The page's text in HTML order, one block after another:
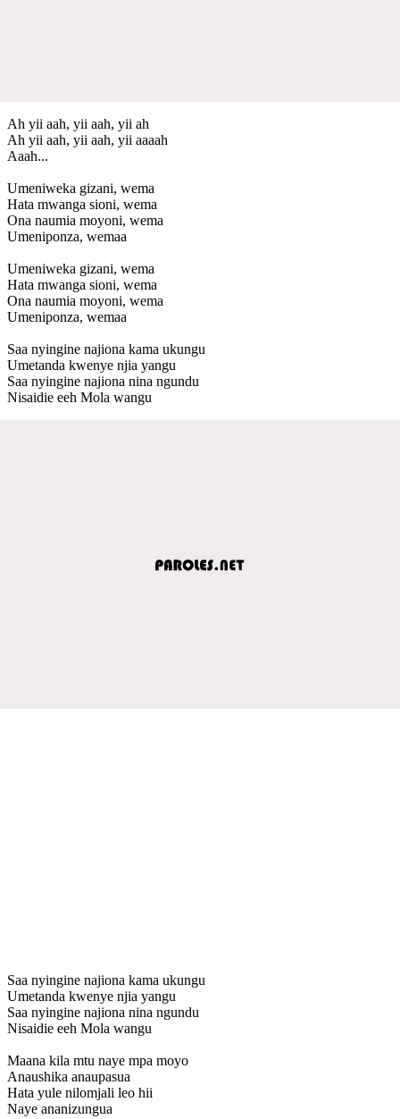
Ah yii aah, yii aah, yii ah
Ah yii aah, yii aah, yii aaaah
Aaah...
Umeniweka gizani, wema
Hata mwanga sioni, wema
Ona naumia moyoni, wema
Umeniponza, wemaa
Umeniweka gizani, wema
Hata mwanga sioni, wema
Ona naumia moyoni, wema
Umeniponza, wemaa
Saa nyingine najiona kama ukungu
Umetanda kwenye njia yangu
Saa nyingine najiona nina ngundu
Nisaidie eeh Mola wangu
Saa nyingine najiona kama ukungu
Umetanda kwenye njia yangu
Saa nyingine najiona nina ngundu
Nisaidie eeh Mola wangu
Maana kila mtu naye mpa moyo
Anaushika anaupasua
Hata yule nilomjali leo hii
Naye ananizungua